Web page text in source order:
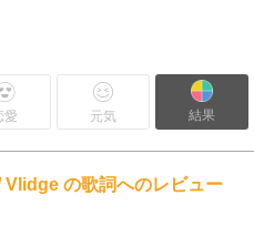
愛 元気 結果
Vlidge の歌詞へのレビュー